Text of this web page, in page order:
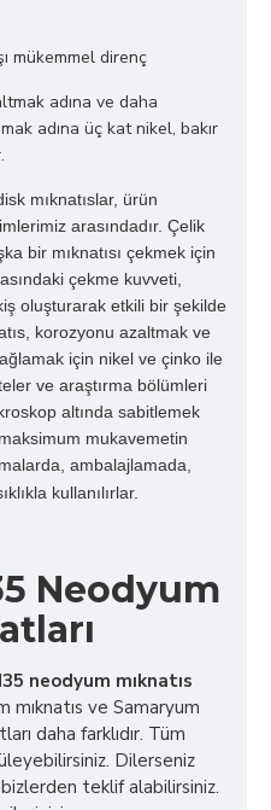
mükemmel direnç
adına ve daha
adına üç kat nikel, bakır
mıknatıslar, ürün
arasındadır. Çelik
bir mıknatısı çekmek için
çekme kuvveti,
oluşturarak etkili bir şekilde
korozyonu azaltmak ve
için nikel ve çinko ile
ve araştırma bölümleri
altında sabitlemek
mukavemetin
ambalajlamada,
kullanılırlar.
Neodyum
neodyum mıknatıs
mıknatıs ve Samaryum
daha farklıdır. Tüm
Dilerseniz
teklif alabilirsiniz.